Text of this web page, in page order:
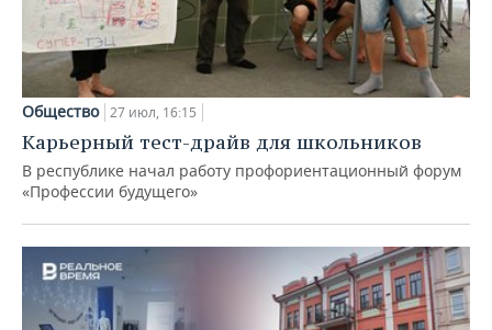
Общество 27 июл, 16:15
Карьерный тест-драйв для школьников
В республике начал работу профориентационный форум
«Профессии будущего»